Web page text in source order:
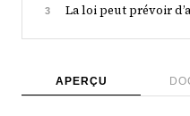
3 La loi peut prévoir
APERÇU